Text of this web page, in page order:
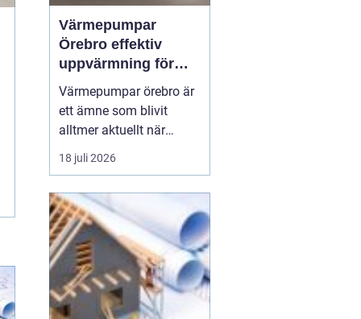
Värmepumpar
Örebro effektiv
uppvärmning för
hus och fastigheter
Värmepumpar örebro är
ett ämne som blivit
alltmer aktuellt när
energipriser stiger och
fler vill sänka sina
samtidigt som
klimatpåverkan minskar.
Många villaägare och
fastighetsägare i
regionen tittar på hur de
kan byta från direktver...
18 juli 2026